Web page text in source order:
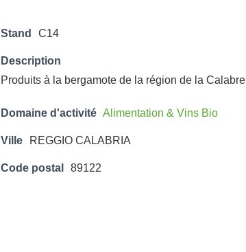
Stand C14
Description
Produits à la bergamote de la région de la Calabre
Domaine d'activité Alimentation & Vins Bio
Ville REGGIO CALABRIA
Code postal 89122